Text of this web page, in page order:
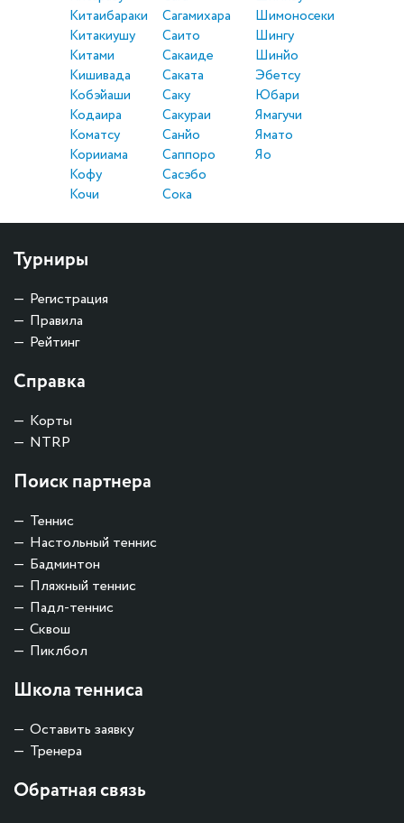
Китаибараки
Китакиушу
Китами
Кишивада
Кобэйаши
Кодаира
Коматсу
Корииама
Кофу
Кочи
Сагамихара
Саито
Сакаиде
Саката
Саку
Сакураи
Санйо
Саппоро
Сасэбо
Сока
Шимоносеки
Шингу
Шинйо
Эбетсу
Юбари
Ямагучи
Ямато
Яо
Турниры
Регистрация
Правила
Рейтинг
Справка
Корты
NTRP
Поиск партнера
Теннис
Настольный теннис
Бадминтон
Пляжный теннис
Падл-теннис
Сквош
Пиклбол
Школа тенниса
Оставить заявку
Тренера
Обратная связь